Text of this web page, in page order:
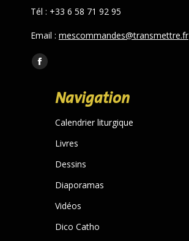
Tél : +33 6 58 71 92 95
Email : mescommandes@transmettre.fr
Trouvez nous sur :
Facebook
opens
window
Navigation
Calendrier liturgique
Livres
Dessins
Diaporamas
Vidéos
Dico Catho